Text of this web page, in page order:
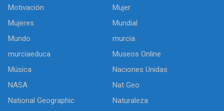
Motivación
Mujer
Mujeres
Mundial
Mundo
murcia
murciaeduca
Museos Online
Música
Naciones Unidas
NASA
Nat Geo
National Geographic
Naturaleza